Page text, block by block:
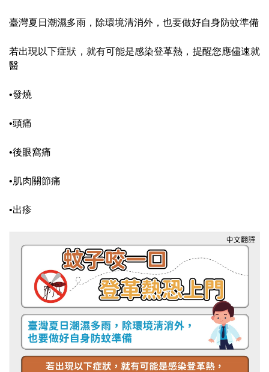
臺灣夏日潮濕多雨，除環境清消外，也要做好自身防蚊準備
若出現以下症狀，就有可能是感染登革熱，提醒您應儘速就
醫
•發燒
•頭痛
•後眼窩痛
•肌肉關節痛
•出疹